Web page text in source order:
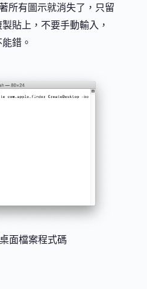
所有圖示就消失了，只留
貼上，不要手動輸入，
錯。
面檔案程式碼